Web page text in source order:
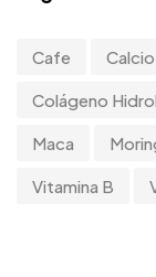
Cafe Calcio
Colágeno
Maca
Vitamina B